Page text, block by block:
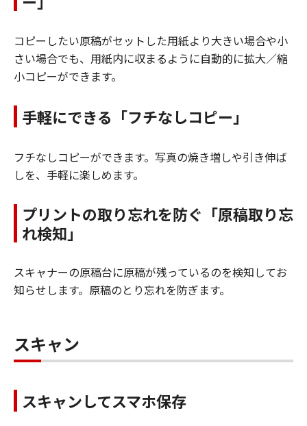
コピーしたい原稿がセットした用紙より大きい場合や小
さい場合でも、用紙内に収まるように自動的に拡大／縮
小コピーができます。
手軽にできる「フチなしコピー」
フチなしコピーができます。写真の焼き増しや引き伸ば
しを、手軽に楽しめます。
プリントの取り忘れを防ぐ「原稿取り忘
れ検知」
スキャナーの原稿台に原稿が残っているのを検知してお
知らせします。原稿のとり忘れを防ぎます。
スキャン
スキャンしてスマホ保存